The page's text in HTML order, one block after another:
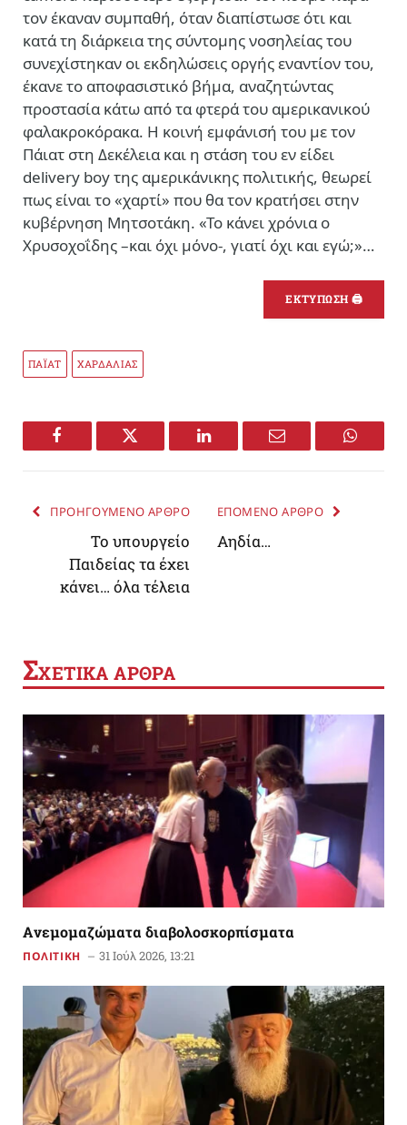
τον έκαναν συμπαθή, όταν διαπίστωσε ότι και
κατά τη διάρκεια της σύντομης νοσηλείας του
συνεχίστηκαν οι εκδηλώσεις οργής εναντίον του,
έκανε το αποφασιστικό βήμα, αναζητώντας
προστασία κάτω από τα φτερά του αμερικανικού
φαλακροκόρακα. Η κοινή εμφάνισή του με τον
Πάιατ στη Δεκέλεια και η στάση του εν είδει
delivery boy της αμερικάνικης πολιτικής, θεωρεί
πως είναι το «χαρτί» που θα τον κρατήσει στην
κυβέρνηση Μητσοτάκη. «Το κάνει χρόνια ο
Χρυσοχοΐδης –και όχι μόνο-, γιατί όχι και εγώ;»…
ΕΚΤΥΠΩΣΗ 🖨
ΠΑΪΑΤ ΧΑΡΔΑΛΙΑΣ
Facebook Twitter LinkedIn Email
ΠΡΟΗΓΟΥΜΕΝΟ ΑΡΘΡΟ
Το υπουργείο
Παιδείας τα έχει
κάνει… όλα τέλεια
ΕΠΟΜΕΝΟ ΑΡΘΡΟ
Αηδία…
ΣΧΕΤΙΚΑ ΑΡΘΡΑ
Aνεμομαζώματα διαβολοσκορπίσματα
ΠΟΛΙΤΙΚΗ 31 Ιούλ 2026, 13:21